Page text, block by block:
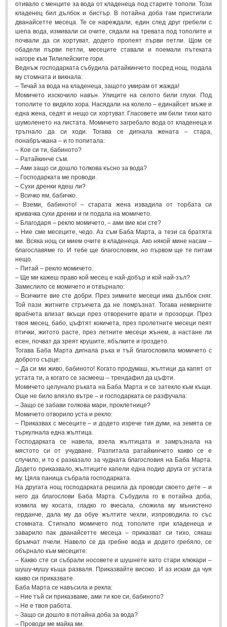
ТЕКСТОВЕ
Истории (10)
Разкази (7)
Автори на Разкази
Басни
Автори на Басни
ПРИКАЗКИ
Автори на приказки
Приказки на народите
МИТОВЕ И ЛЕГЕНДИ
България
Гърция (1)
Италия (1)
Персия
Япония
ПОЖЕЛАНИЯ
ПОЖЕЛАНИЯ
Рожден ден (4)
Имен ден (3)
Осми март
Баба Марта
Свети Валентин
Нова Година
Коледа (8)
Сватбa (2)
SMS-И
SMS-И
Любовни SMS-и (38)
Забавни SMS-и
SMS-и за приятели
МЪДРОСТИ
МЪДРОСТИ - КАТЕГОРИИ
отивало с менците за вода от кладенеца под старите тополи. Този
кладенец бил дълбок и бистър. В потайна доба там пристигали
дванайсетте месеца. Те се нареждали, един след друг гребели с
шепа вода, измивали си очите, сядали на тревата под тополите и
почвали да си хортуват, додето пропеят първи петли. Щом се
обадели първи петли, месеците ставали и поемали пътеката
нагоре към Тилилейските гори.
Веднъж господарката събудила ратайкинчето посред нощ, подала
му стомната и викнала:
– Тичай за вода на кладенеца, защото умирам от жажда!
Момичето изскочило навън. Улиците на селото били глухи. Под
тополите то видяло хора. Насядали на колело – единайсет мъже и
една жена, седят и нещо си хортуват. Гласовете им били тихи като
шумоленето на листата. Момичето загребало вода от кладенеца и
тръгнало да си ходи. Тогава се дигнала жената – стара,
понабръчкана – и го попитала:
– Кое си ти, бабиното?
– Ратайкинче съм.
– Ами защо си дошло толкова късно за вода?
– Господарката ме проводи.
– Сухи дренки ядеш ли?
– Всичко ям, бабичко.
– Вземи, бабиното! – старата жена извадила от торбата си
кривачка сухи дренки и ги подала на момичето.
– Благодаря – рекло момичето, – ами вие кои сте?
– Ние сме месеците, чедо. Аз съм Баба Марта, а тези са братята
ми. Всяка нощ си мием очите в кладенеца. Ако някой мине насам –
благославяме го. И тебе ще благословим, но първом ще те питам
нещо.
– Питай – рекло момичето.
– Ще ми кажеш право кой месец е най-добър и кой най-зъл?
Замислило се момичето и отвърнало:
– Всичките вие сте добри. През зимните месеци има дълбок сняг.
Той пази житните стръкчета да не помръзнат. Тогава немирните
врабчета влизат вкъщи през отворените врати и прозорци. През
твоя месец, бабо, цъфтят кокичета, през пролетните месеци пеят
птички, житото расте, през летните месеци жънем, а настане ли
есен, почват да зреят крушите, ябълките и гроздето.
Тогава Баба Марта дигнала ръка и тъй благословила момичето с
доброто сърце:
– Да си ми живо, бабиното! Когато продумаш, жълтици да капят от
устата ти, а когато се засмееш – трендафил да цъфти.
Момичето целунало ръката на Баба Марта и се затекло към къщи.
Още не било влязло вътре – и господарката се разфучала:
– Защо се забави толкова мари, проклетнице?
Момичето отворило уста и рекло:
– Приказвах с месеците – и додето изрече тия думи, на земята се
търкулнала една жълтица.
Господарката се навела, взела жълтицата и замръзнала на
мястото си от учудване. Разпитала ратайкинчето какво се е
случило, и то є разказало за чудната благословия на Баба Марта.
Додето приказвало, жълтиците капели една подир друга от устата
му. Цяла паница събрала господарката.
На другата нощ господарката решила да проводи своето дете – и
него да благослови Баба Марта. Събудила го в потайна доба,
измила му косата, гладко го вчесала, сложила му мънистено
герданче, дала му да обуе жълтите чехли, изпроводила го със
стомната. Стигнало момичето под тополите при кладенеца и
заварило пак дванайсетте месеца – приказват си тихо, сякаш
бръмчат пчели. Навело се да гребне вода и додето гребяло, се
обърнало към месеците:
– Какво сте си събрали носовете и шушнете като стари клюкари –
шушу-мушу къща разваля. Приказвайте високо. И аз искам да чуя
какво си приказвате.
Баба Марта се навъсила и рекла:
– Ние тъй си приказваме, ами ти кое си, бабиното?
– Не е твоя работа.
– Защо си дошло в потайна доба за вода?
– Проводи ме майка ми.